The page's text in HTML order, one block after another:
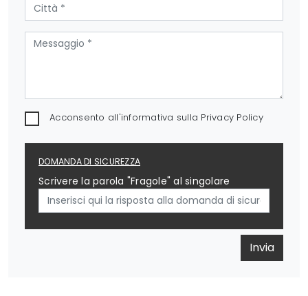
Acconsento all'informativa sulla Privacy Policy
DOMANDA DI SICUREZZA
Scrivere la parola "Fragole" al singolare
Invia